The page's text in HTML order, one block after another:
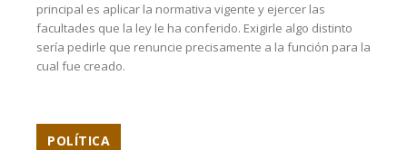
principal es aplicar la normativa vigente y ejercer las
facultades que la ley le ha conferido. Exigirle algo distinto
sería pedirle que renuncie precisamente a la función para la
cual fue creado.
POLÍTICA